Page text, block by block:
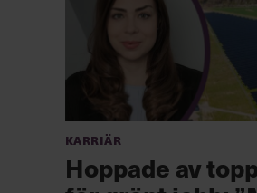
Karriär
Hoppade av